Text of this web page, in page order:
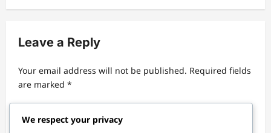
v
g
a
t
i
o
Leave a Reply
Your email address will not be published. Required fields
are marked *
Comment*
We respect your privacy